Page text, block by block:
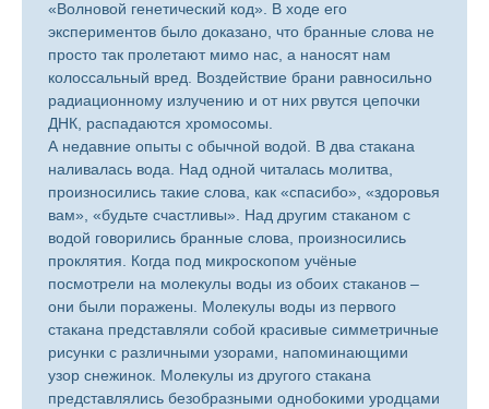
«Волновой генетический код». В ходе его
экспериментов было доказано, что бранные слова не
просто так пролетают мимо нас, а наносят нам
колоссальный вред. Воздействие брани равносильно
радиационному излучению и от них рвутся цепочки
ДНК, распадаются хромосомы.
А недавние опыты с обычной водой. В два стакана
наливалась вода. Над одной читалась молитва,
произносились такие слова, как «спасибо», «здоровья
вам», «будьте счастливы». Над другим стаканом с
водой говорились бранные слова, произносились
проклятия. Когда под микроскопом учёные
посмотрели на молекулы воды из обоих стаканов –
они были поражены. Молекулы воды из первого
стакана представляли собой красивые симметричные
рисунки с различными узорами, напоминающими
узор снежинок. Молекулы из другого стакана
представлялись безобразными однобокими уродцами